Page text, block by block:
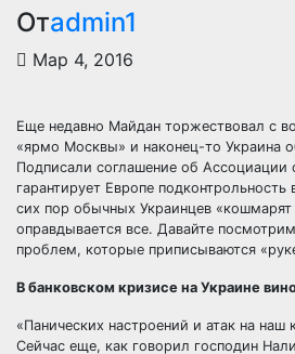
Отadmin1
Мар 4, 2016
Еще недавно Майдан торжествовал с
«ярмо Москвы» и наконец-то Украина
Подписали соглашение об Ассоциации
гарантирует Европе
сих пор обычных Украинцев
оправдывается все. Давайте
проблем, которые приписываются
В банковском кризисе на Украине
«Панических настроений и атак на наш
Сейчас еще, как говорил господин